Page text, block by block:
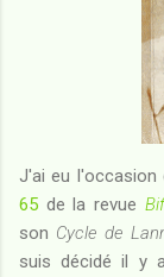
J'ai eu
65 de la revue
son Cycle de
suis décidé il y